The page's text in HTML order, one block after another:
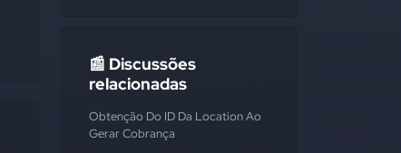
📰 Discussões
relacionadas
Obtenção Do ID Da Location Ao
Gerar Cobrança